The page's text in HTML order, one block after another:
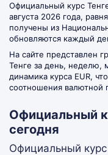
Официальный курс
августа 2026 года,
получены из
обновляются каждый
На сайте представлен
Тенге за день, неделю,
динамика курса EUR,
соотношения валютной
Официальный
сегодня
Официальный